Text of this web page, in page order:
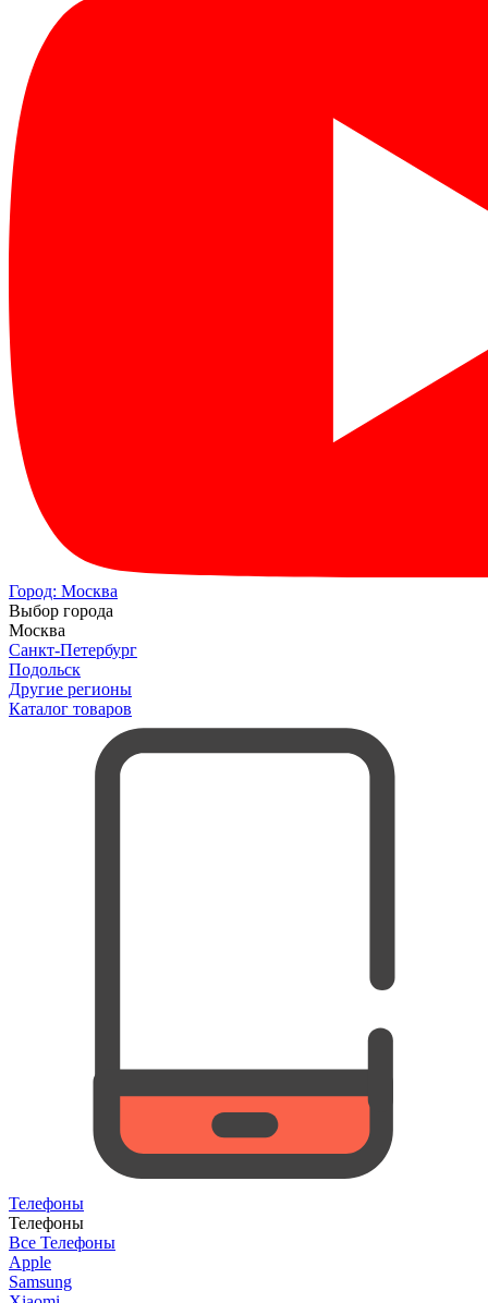
Город: Москва
Выбор города
Москва
Санкт-Петербург
Подольск
Другие регионы
Каталог товаров
Телефоны
Телефоны
Все Телефоны
Apple
Samsung